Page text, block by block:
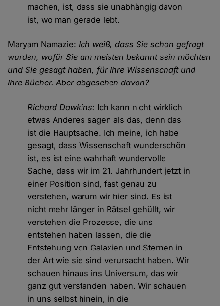
machen, ist, dass sie unabhängig davon
ist, wo man gerade lebt.
Maryam Namazie:Ich weiß, dass Sie schon gefragt
wurden, wofür Sie am meisten bekannt sein möchten
und Sie gesagt haben, für Ihre Wissenschaft und
Ihre Bücher. Aber abgesehen davon?
Richard Dawkins: Ich kann nicht wirklich
etwas Anderes sagen als das, denn das
ist die Hauptsache. Ich meine, ich habe
gesagt, dass Wissenschaft wunderschön
ist, es ist eine wahrhaft wundervolle
Sache, dass wir im 21. Jahrhundert jetzt in
einer Position sind, fast genau zu
verstehen, warum wir hier sind. Es ist
nicht mehr länger in Rätsel gehüllt, wir
verstehen die Prozesse, die uns
entstehen haben lassen, die die
Entstehung von Galaxien und Sternen in
der Art wie sie sind verursacht haben. Wir
schauen hinaus ins Universum, das wir
ganz gut verstanden haben. Wir schauen
in uns selbst hinein, in die